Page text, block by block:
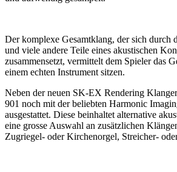
Der komplexe Gesamtklang, der sich durch
und viele andere Teile eines akustischen
zusammensetzt, vermittelt dem Spieler das
einem echten Instrument sitzen.
Neben der neuen SK-EX Rendering
901 noch mit der beliebten Harmonic
ausgestattet. Diese beinhaltet alternative
eine grosse Auswahl an zusätzlichen
Zugriegel- oder Kirchenorgel, Streicher-